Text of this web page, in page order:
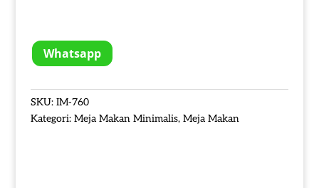
Whatsapp
SKU: IM-760
Kategori: Meja Makan Minimalis, Meja Makan